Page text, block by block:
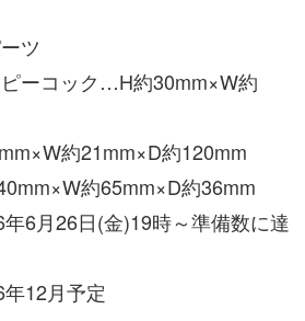
約21mm×D約120mm
約65mm×D約36mm
6月26日(金)19時～準備数に達
年12月予定